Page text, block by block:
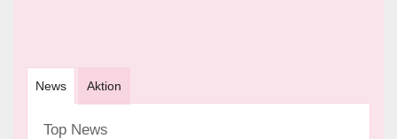
News Aktion
Top News